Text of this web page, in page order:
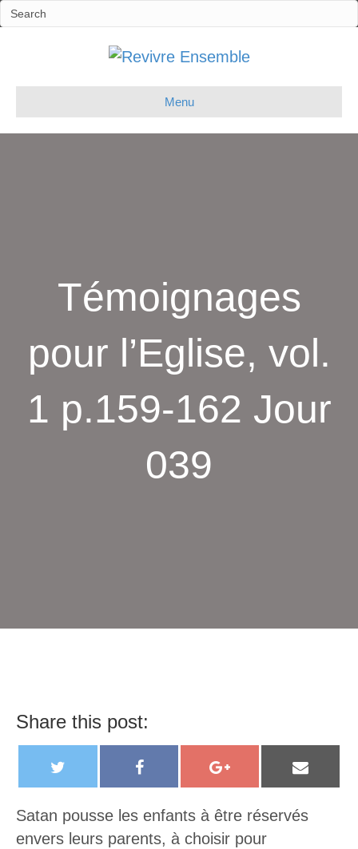
Menu
Témoignages
pour l’Eglise, vol.
1 p.159-162 Jour
039
Share this post:
w
i
t
a
c
e
o
o
g
m
Satan pousse les enfants à être réservés
envers leurs parents, à choisir pour